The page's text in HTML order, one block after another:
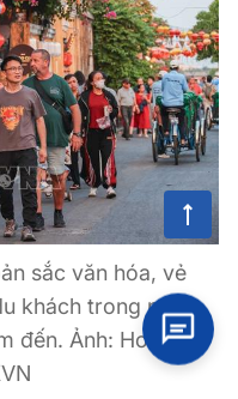
sắc văn hóa, vẻ
khách trong nước
đến. Ảnh: Hoàng